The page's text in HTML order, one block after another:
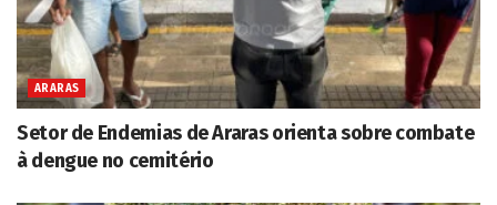
ARARAS
Setor de Endemias de Araras orienta sobre combate
à dengue no cemitério